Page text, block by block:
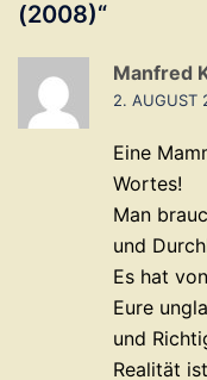
(2008)“
Manfred
2. AUGUST
Eine
Wortes!
Man
und
Es hat
Eure
und
Realität